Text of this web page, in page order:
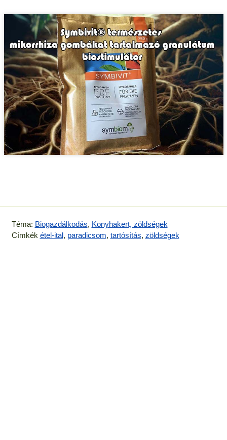
Téma: Biogazdálkodás, Konyhakert, zöldségek
Címkék étel-ital, paradicsom, tartósítás, zöldségek